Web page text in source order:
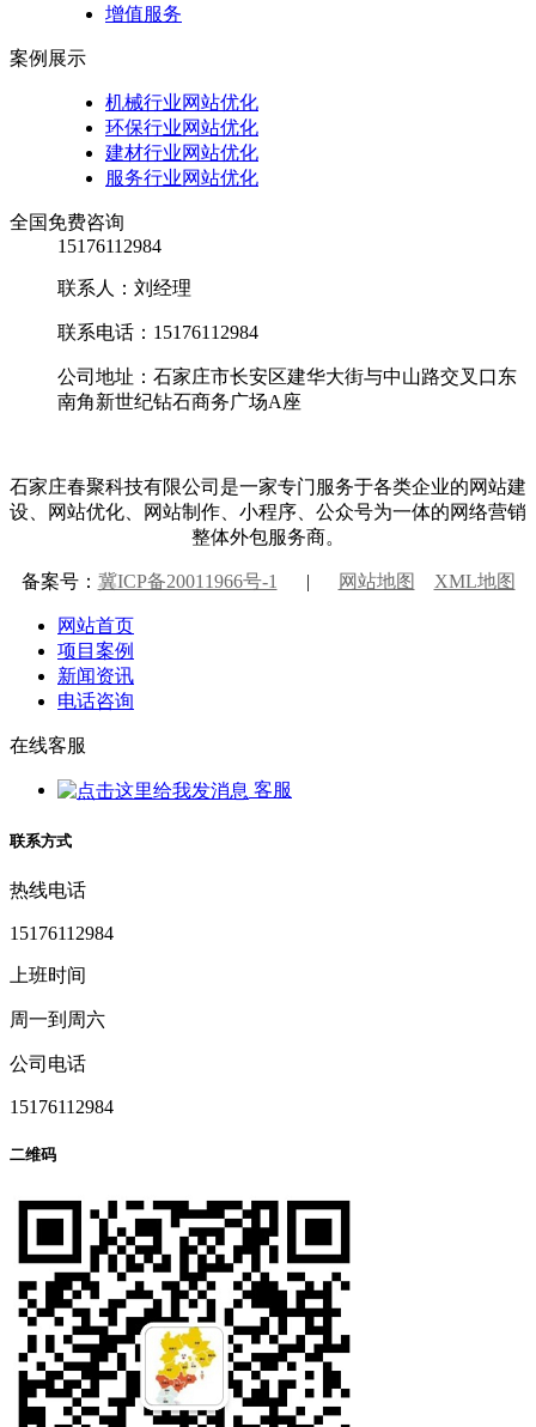
增值服务
案例展示
机械行业网站优化
环保行业网站优化
建材行业网站优化
服务行业网站优化
全国免费咨询
15176112984
联系人：刘经理
联系电话：15176112984
公司地址：石家庄市长安区建华大街与中山路交叉口东
南角新世纪钻石商务广场A座
石家庄春聚科技有限公司是一家专门服务于各类企业的网站建
设、网站优化、网站制作、小程序、公众号为一体的网络营销
整体外包服务商。
备案号： 冀ICP备20011966号-1 | 网站地图 XML地图
网站首页
项目案例
新闻资讯
电话咨询
在线客服
客服
联系方式
热线电话
15176112984
上班时间
周一到周六
公司电话
15176112984
二维码